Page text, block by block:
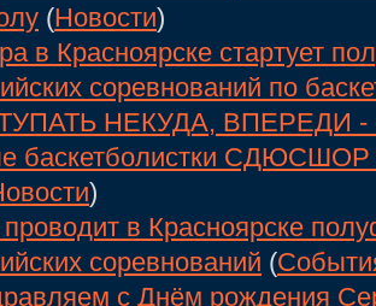
(Новости)
в Красноярске стартует
соревнований по
НЕКУДА, ВПЕРЕДИ
баскетболистки СДЮСШОР
)
в Красноярске
соревнований (
с Днём рождения